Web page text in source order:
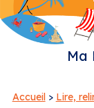
Ma
Accueil> Lire,